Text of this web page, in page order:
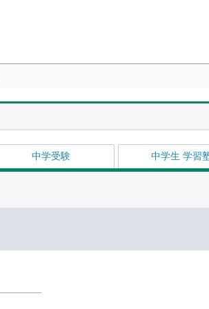
中学受験 中学生 学習